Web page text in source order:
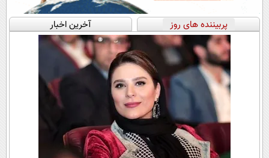
پربیننده های روز آخرین اخبار